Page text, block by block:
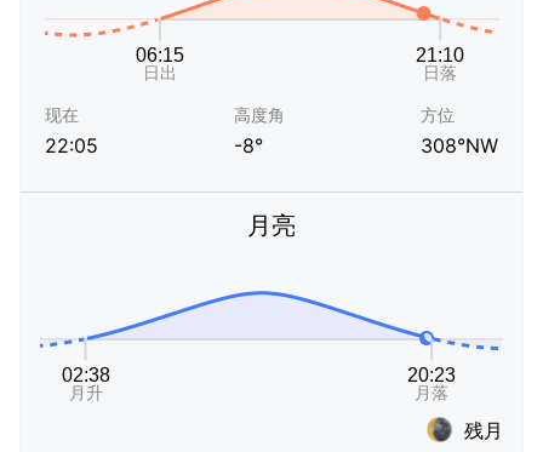
现在
22:05
高度角
-8°
方位
308°NW
月亮
残月